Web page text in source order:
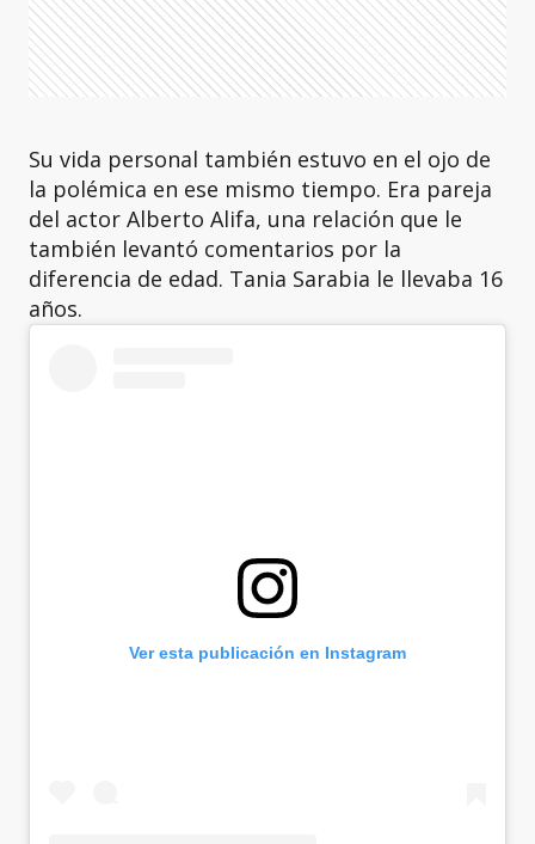
Su vida personal también estuvo en el ojo de
la polémica en ese mismo tiempo. Era pareja
del actor Alberto Alifa, una relación que le
también levantó comentarios por la
diferencia de edad. Tania Sarabia le llevaba 16
años.
Ver esta publicación en Instagram